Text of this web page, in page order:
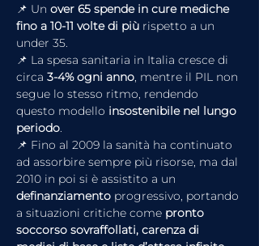
📌 Un over 65 spende in cure mediche
fino a 10-11 volte di più rispetto a un
under 35.
📌 La spesa sanitaria in Italia cresce di
circa 3-4% ogni anno, mentre il PIL non
segue lo stesso ritmo, rendendo
questo modello insostenibile nel lungo
periodo.
📌 Fino al 2009 la sanità ha continuato
ad assorbire sempre più risorse, ma dal
2010 in poi si è assistito a un
definanziamento progressivo, portando
a situazioni critiche come pronto
soccorso sovraffollati, carenza di